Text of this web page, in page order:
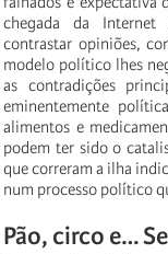
chegada da Internet
contrastar opiniões,
modelo político lhes
as contradições
eminentemente
alimentos e
podem ter sido o
que correram a ilha
num processo político
Pão, circo e…